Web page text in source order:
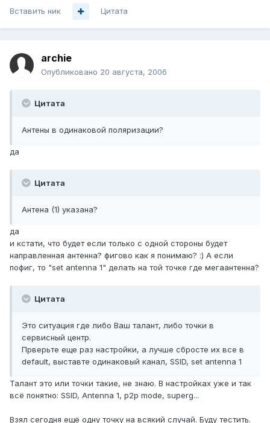
Вставить ник Цитата
archie
Опубликовано 20 августа, 2006
Цитата
Антены в одинаковой поляризации?
да
Цитата
Антена (1) указана?
да
и кстати, что будет если только с одной стороны будет
направленная антенна? фигово как я понимаю? :) А если
пофиг, то "set antenna 1" делать на той точке где мегаантенна?
Цитата
Это ситуация где либо Ваш талант, либо точки в
сервисный центр.
Прверьте еще раз настройки, а лучше сбросте их все в
default, выставте одинаковый канал, SSID, set antenna 1
Талант это или точки такие, не знаю. В настройках уже и так
всё понятно: SSID, Antenna 1, p2p mode, superg...
Взял сегодня ещё одну точку на всякий случай. Буду тестить.